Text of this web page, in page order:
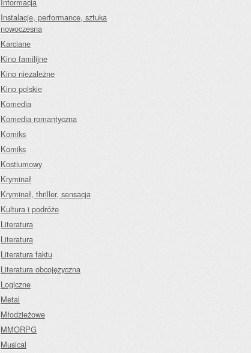
Instalacje, performance, sztuka
nowoczesna
Karciane
Kino familijne
Kino niezależne
Kino polskie
Komedia
Komedia romantyczna
Komiks
Komiks
Kostiumowy
Kryminał
Kryminał, thriller, sensacja
Kultura i podróże
Literatura
Literatura
Literatura faktu
Literatura obcojęzyczna
Logiczne
Metal
Młodzieżowe
MMORPG
Musical